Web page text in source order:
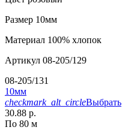
Размер 10мм
Материал 100% хлопок
Артикул 08-205/129
08-205/131
10мм
checkmark_alt_circleВыбрать
30.88 р.
По 80 м